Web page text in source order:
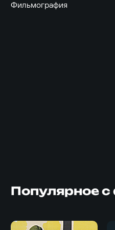
Фильмография
Популярное с